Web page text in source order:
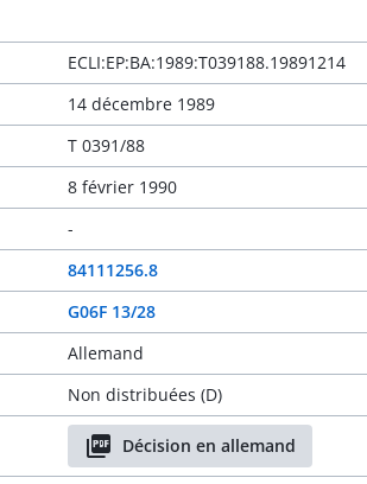
ECLI:EP:BA:1989:T039188.19891214
14 décembre 1989
T 0391/88
8 février 1990
-
84111256.8
G06F 13/28
Allemand
Non distribuées (D)
Décision en allemand